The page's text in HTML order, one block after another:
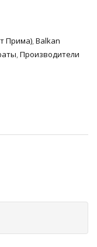
Прима),Balkan
,Производители